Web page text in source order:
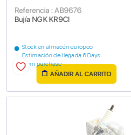
Bujía NGK KR9CI
Referencia : AB9676
Stock en almacén europeo
Estimación de llegada 6 Days
from purchase
AÑADIR AL CARRITO